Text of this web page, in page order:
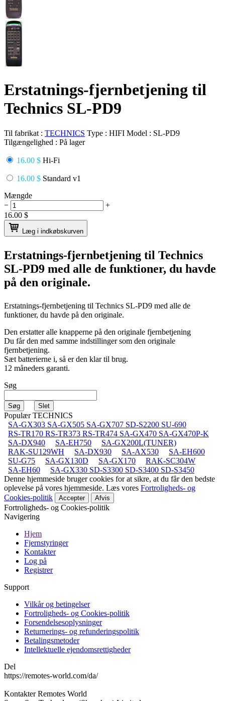
Erstatnings-fjernbetjening til
Technics SL-PD9
Til fabrikat : TECHNICS Type : HIFI Model : SL-PD9
Tilgængelighed : På lager
16.00 $ Hi-Fi
16.00 $ Standard v1
Mængde
−
+
16.00 $
Læg i indkøbskurven
Erstatnings-fjernbetjening til Technics
SL-PD9 med alle de funktioner, du havde
på den originale.
Erstatnings-fjernbetjening til Technics SL-PD9 med alle de
funktioner, du havde på den originale.
Den erstatter alle knapperne på den originale fjernbetjening
Du får den med samme indstillinger som den originale
fjernbetjening.
Sæt batterierne i, så er den klar til brug.
12 måneders garanti.
Søg
Populær TECHNICS
SA-GX303 SA-GX505 SA-GX707 SD-S2200 SU-690
RS-TR170 RS-TR373 RS-TR474 SA-GX470 SA-GX470P-K
SA-DX940
SA-EH750
SA-GX200L(TUNER)
RAK-SU129WH
SA-DX930 SA-AX530
SA-EH600
SU-G75
SA-GX130D SA-GX170
RAK-SC304W
SA-EH60
SA-GX330 SD-S3300 SD-S3400 SD-S3450
Denne hjemmeside bruger cookies for at sikre, at du får den bedste
oplevelse på vores hjemmeside. Læs vores Fortroligheds- og
Cookies-politik
Accepter Afvis
Fortroligheds- og Cookies-politik
Navigering
Hjem
Fjernstyringer
Kontakter
Log på
Registrer
Support
Vilkår og betingelser
Fortroligheds- og Cookies-politik
Forsendelsesoplysninger
Returnerings- og refunderingspolitik
Betalingsmetoder
Intellektuelle ejendomsrettigheder
Del
https://remotes-world.com/da/
Kontakter Remotes World